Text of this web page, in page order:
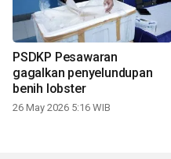
PSDKP Pesawaran
gagalkan penyelundupan
benih lobster
26 May 2026 5:16 WIB